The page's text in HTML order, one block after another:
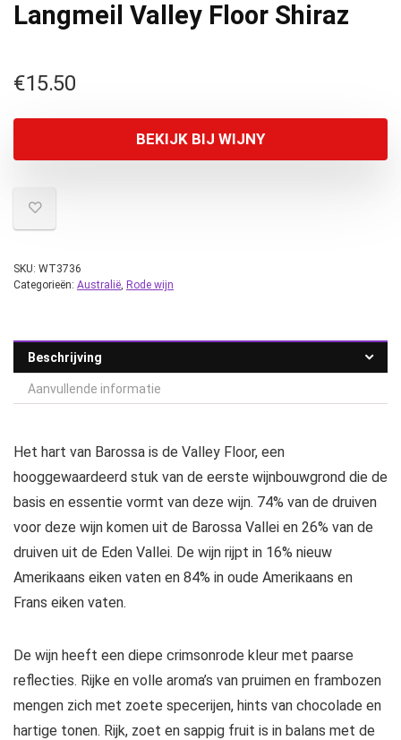
Langmeil Valley Floor Shiraz
€15.50
BEKIJK BIJ WIJNY
SKU: WT3736
Categorieën: Australië, Rode wijn
Beschrijving
Aanvullende informatie
Het hart van Barossa is de Valley Floor, een
hooggewaardeerd stuk van de eerste wijnbouwgrond die de
basis en essentie vormt van deze wijn. 74% van de druiven
voor deze wijn komen uit de Barossa Vallei en 26% van de
druiven uit de Eden Vallei. De wijn rijpt in 16% nieuw
Amerikaans eiken vaten en 84% in oude Amerikaans en
Frans eiken vaten.
De wijn heeft een diepe crimsonrode kleur met paarse
reflecties. Rijke en volle aroma’s van pruimen en frambozen
mengen zich met zoete specerijen, hints van chocolade en
hartige tonen. Rijk, zoet en sappig fruit is in balans met de